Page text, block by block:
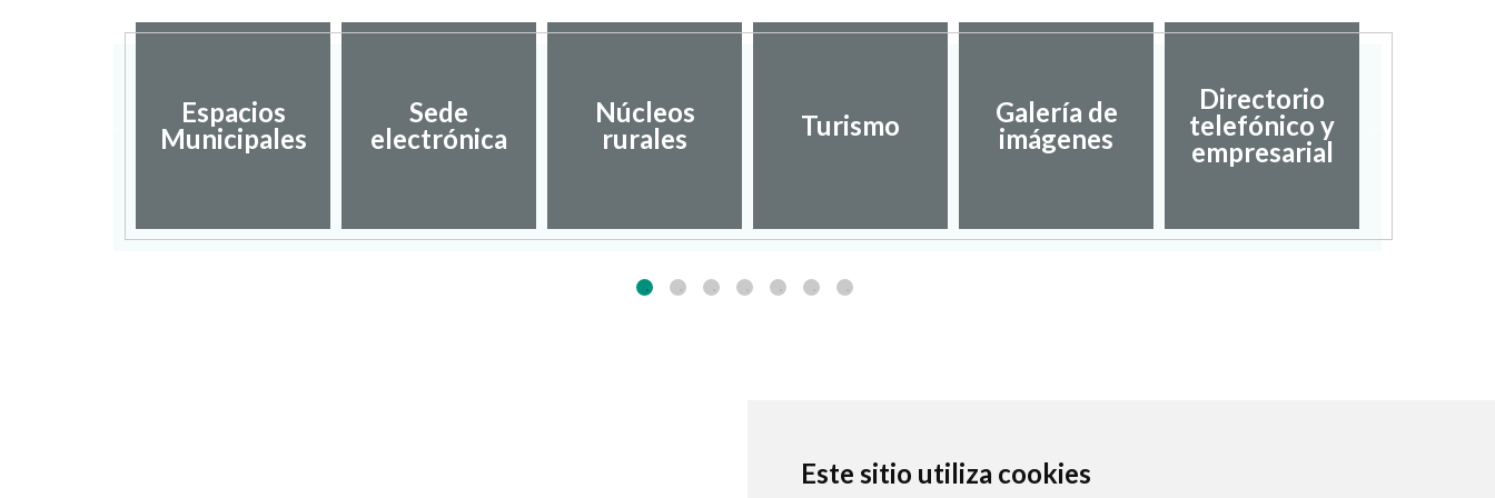
Este sitio utiliza cookies
Espacios
Municipales
Sede
electrónica
Núcleos
rurales
Turismo
Galería de
imágenes
Directorio
telefónico y
empresarial